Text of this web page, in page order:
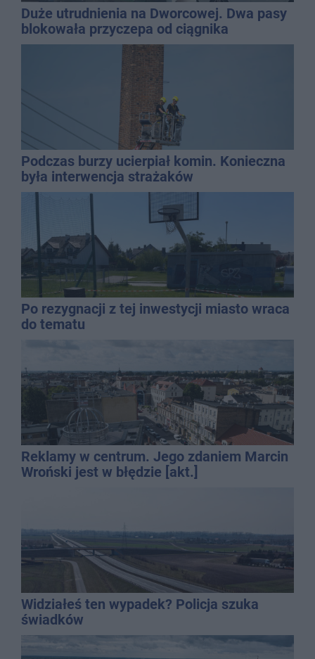
Duże utrudnienia na Dworcowej. Dwa pasy
blokowała przyczepa od ciągnika
Podczas burzy ucierpiał komin. Konieczna
była interwencja strażaków
Po rezygnacji z tej inwestycji miasto wraca
do tematu
Reklamy w centrum. Jego zdaniem Marcin
Wroński jest w błędzie [akt.]
Widziałeś ten wypadek? Policja szuka
świadków